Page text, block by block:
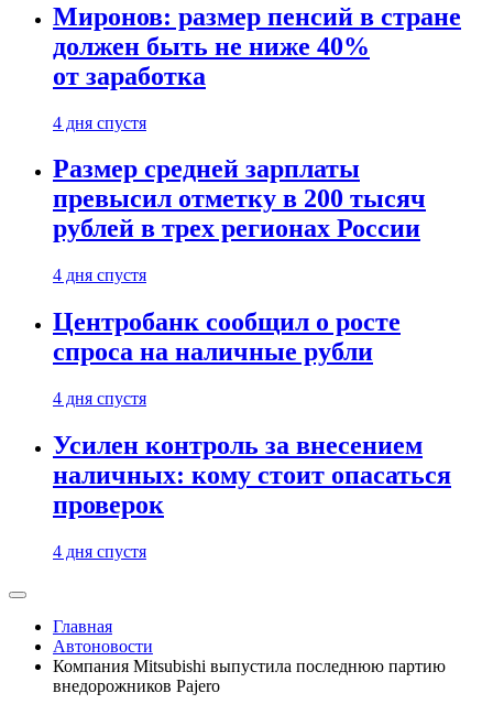
Миронов: размер пенсий в стране
должен быть не ниже 40%
от заработка
4 дня спустя
Размер средней зарплаты
превысил отметку в 200 тысяч
рублей в трех регионах России
4 дня спустя
Центробанк сообщил о росте
спроса на наличные рубли
4 дня спустя
Усилен контроль за внесением
наличных: кому стоит опасаться
проверок
4 дня спустя
Главная
Автоновости
Компания Mitsubishi выпустила последнюю партию
внедорожников Pajero